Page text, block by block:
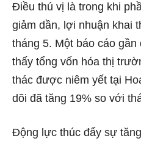
Điều thú vị là trong khi
giảm dần, lợi nhuận khai
tháng 5. Một báo cáo
thấy tổng vốn hóa thị
thác được niêm yết tại
dõi đã tăng 19% so với
Động lực thúc đẩy sự